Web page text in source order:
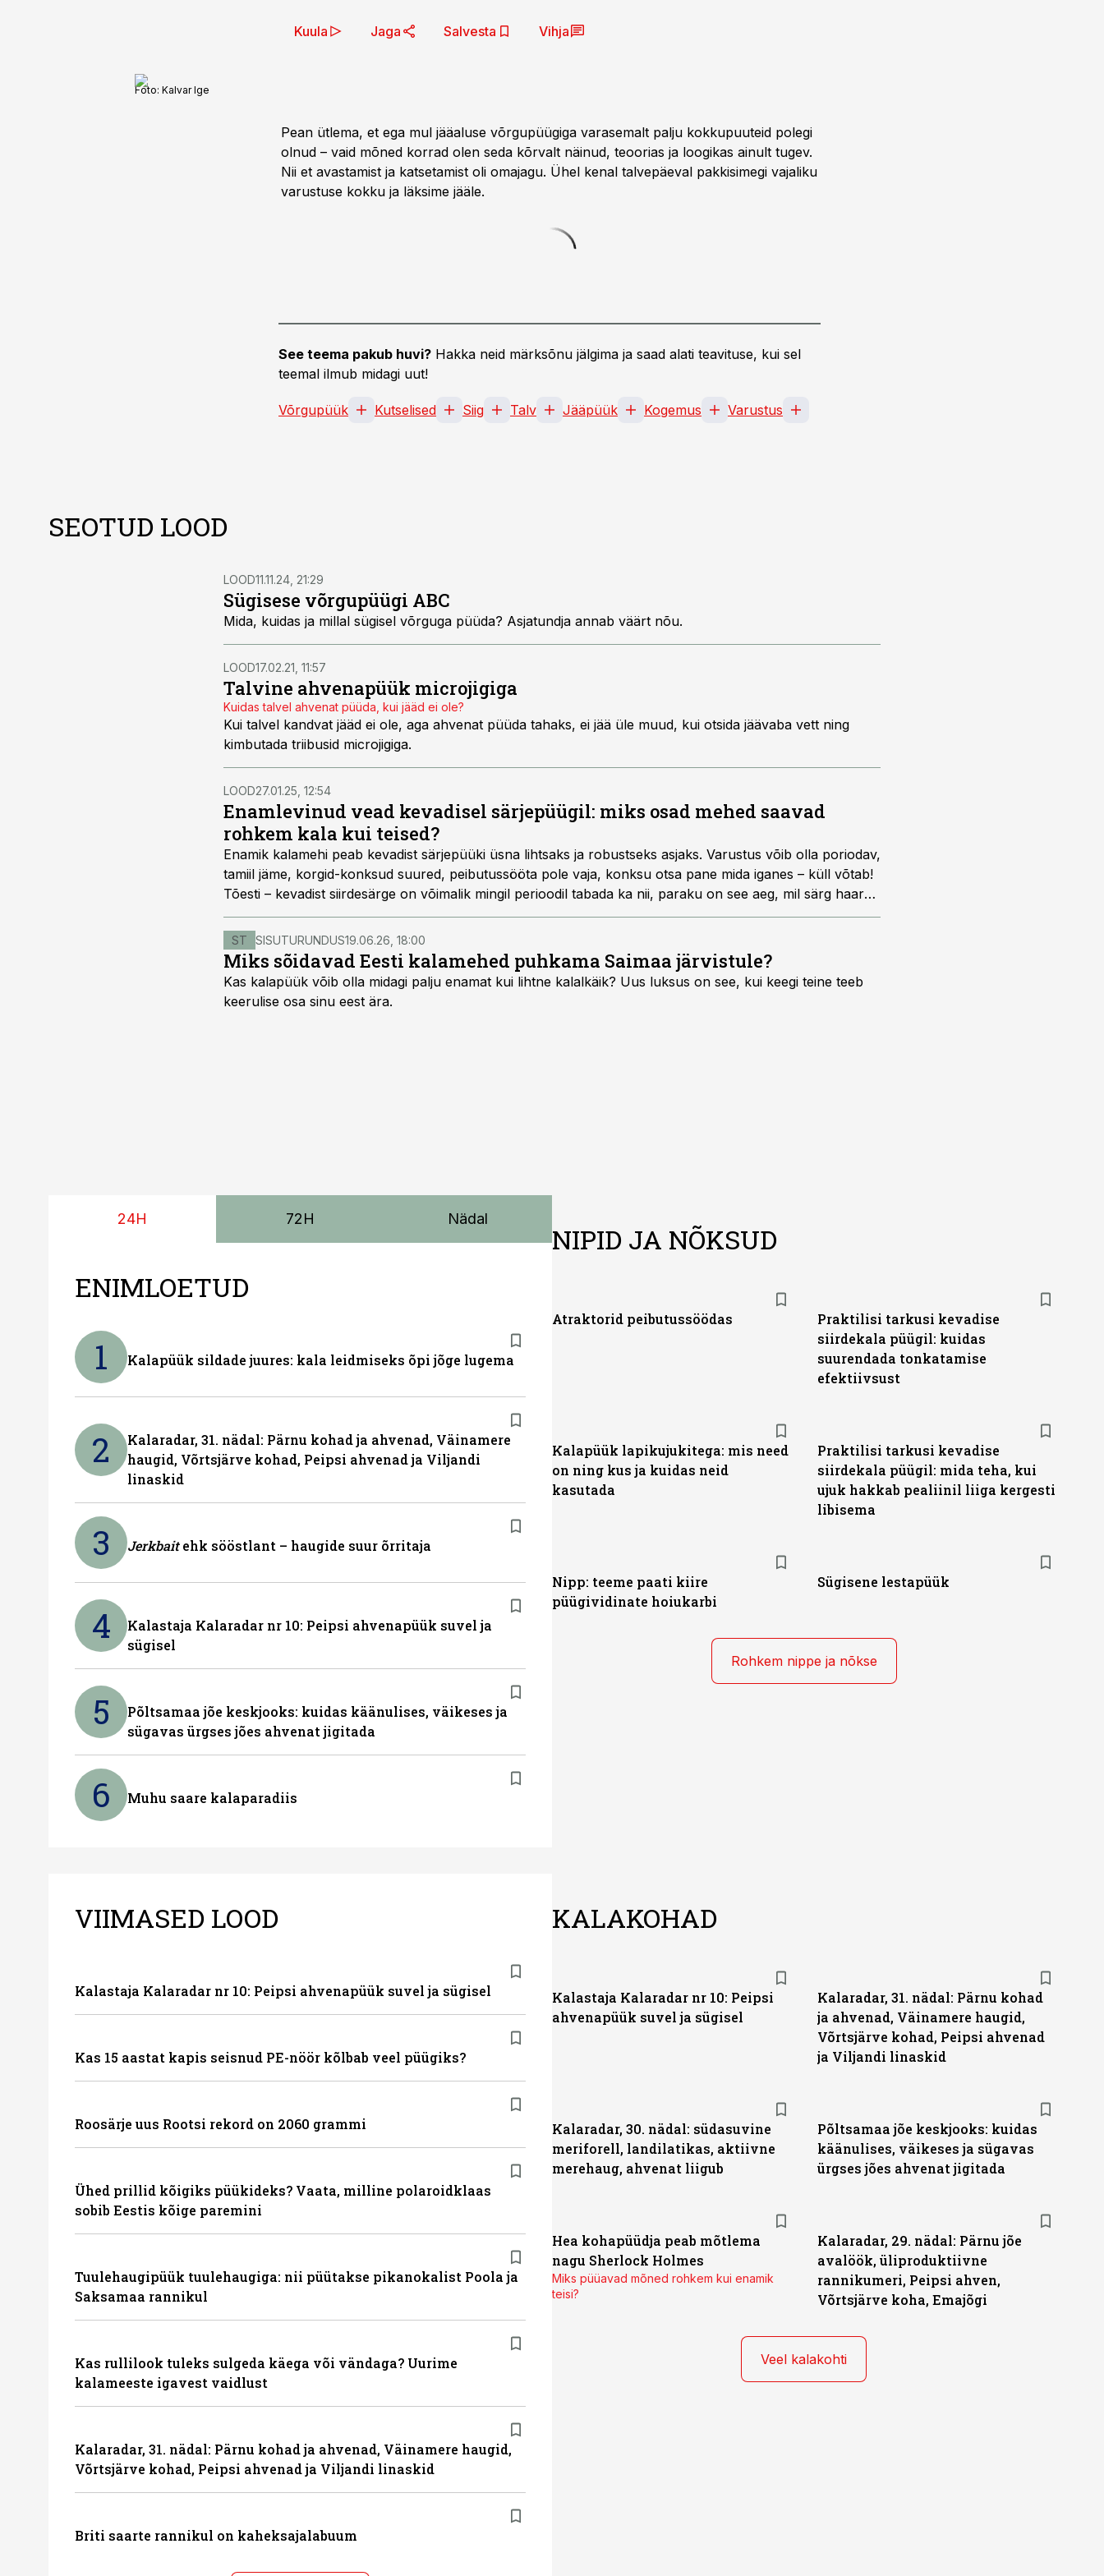
Kuula Jaga Salvesta Vihja
Foto: Kalvar Ige
Pean ütlema, et ega mul jääaluse võrgupüügiga varasemalt palju kokkupuuteid polegi
olnud – vaid mõned korrad olen seda kõrvalt näinud, teoorias ja loogikas ainult tugev.
Nii et avastamist ja katsetamist oli omajagu. Ühel kenal talvepäeval pakkisimegi vajaliku
varustuse kokku ja läksime jääle.
See teema pakub huvi? Hakka neid märksõnu jälgima ja saad alati teavituse, kui sel
teemal ilmub midagi uut!
Võrgupüük Kutselised Siig Talv Jääpüük Kogemus Varustus
SEOTUD LOOD
LOOD11.11.24, 21:29
Sügisese võrgupüügi ABC
Mida, kuidas ja millal sügisel võrguga püüda? Asjatundja annab väärt nõu.
LOOD17.02.21, 11:57
Talvine ahvenapüük microjigiga
Kuidas talvel ahvenat püüda, kui jääd ei ole?
Kui talvel kandvat jääd ei ole, aga ahvenat püüda tahaks, ei jää üle muud, kui otsida jäävaba vett ning
kimbutada triibusid microjigiga.
LOOD27.01.25, 12:54
Enamlevinud vead kevadisel särjepüügil: miks osad mehed saavad
rohkem kala kui teised?
Enamik kalamehi peab kevadist särjepüüki üsna lihtsaks ja robustseks asjaks. Varustus võib olla poriodav,
tamiil jäme, korgid-konksud suured, peibutussööta pole vaja, konksu otsa pane mida iganes – küll võtab!
Tõesti – kevadist siirdesärge on võimalik mingil perioodil tabada ka nii, paraku on see aeg, mil särg haarab
kõike ja valimatult, üsna lühike. Vigade vältimine ja optimaalseima varustuse kasutamine tagab püüdjale
suurema saagi.
ST SISUTURUNDUS19.06.26, 18:00
Miks sõidavad Eesti kalamehed puhkama Saimaa järvistule?
Kas kalapüük võib olla midagi palju enamat kui lihtne kalalkäik? Uus luksus on see, kui keegi teine teeb
keerulise osa sinu eest ära.
24H 72H Nädal
ENIMLOETUD
1 Kalapüük sildade juures: kala leidmiseks õpi jõge lugema
2
Kalaradar, 31. nädal: Pärnu kohad ja ahvenad, Väinamere
haugid, Võrtsjärve kohad, Peipsi ahvenad ja Viljandi
linaskid
3 Jerkbaitehk sööstlant – haugide suur õrritaja
4
Kalastaja Kalaradar nr 10: Peipsi ahvenapüük suvel ja
sügisel
5
Põltsamaa jõe keskjooks: kuidas käänulises, väikeses ja
sügavas ürgses jões ahvenat jigitada
6 Muhu saare kalaparadiis
NIPID JA NÕKSUD
Atraktorid peibutussöödas
Praktilisi tarkusi kevadise
siirdekala püügil: kuidas
suurendada tonkatamise
efektiivsust
Kalapüük lapikujukitega: mis need
on ning kus ja kuidas neid
kasutada
Praktilisi tarkusi kevadise
siirdekala püügil: mida teha, kui
ujuk hakkab pealiinil liiga kergesti
libisema
Nipp: teeme paati kiire
püügividinate hoiukarbi
Sügisene lestapüük
Rohkem nippe ja nõkse
VIIMASED LOOD
Kalastaja Kalaradar nr 10: Peipsi ahvenapüük suvel ja sügisel
Kas 15 aastat kapis seisnud PE-nöör kõlbab veel püügiks?
Roosärje uus Rootsi rekord on 2060 grammi
Ühed prillid kõigiks püükideks? Vaata, milline polaroidklaas
sobib Eestis kõige paremini
Tuulehaugipüük tuulehaugiga: nii püütakse pikanokalist Poola ja
Saksamaa rannikul
Kas rullilook tuleks sulgeda käega või vändaga? Uurime
kalameeste igavest vaidlust
Kalaradar, 31. nädal: Pärnu kohad ja ahvenad, Väinamere haugid,
Võrtsjärve kohad, Peipsi ahvenad ja Viljandi linaskid
Briti saarte rannikul on kaheksajalabuum
KALAKOHAD
Kalastaja Kalaradar nr 10: Peipsi
ahvenapüük suvel ja sügisel
Kalaradar, 31. nädal: Pärnu kohad
ja ahvenad, Väinamere haugid,
Võrtsjärve kohad, Peipsi ahvenad
ja Viljandi linaskid
Kalaradar, 30. nädal: südasuvine
meriforell, landilatikas, aktiivne
merehaug, ahvenat liigub
Põltsamaa jõe keskjooks: kuidas
käänulises, väikeses ja sügavas
ürgses jões ahvenat jigitada
Hea kohapüüdja peab mõtlema
nagu Sherlock Holmes
Miks püüavad mõned rohkem kui enamik
teisi?
Kalaradar, 29. nädal: Pärnu jõe
avalöök, üliproduktiivne
rannikumeri, Peipsi ahven,
Võrtsjärve koha, Emajõgi
Veel kalakohti